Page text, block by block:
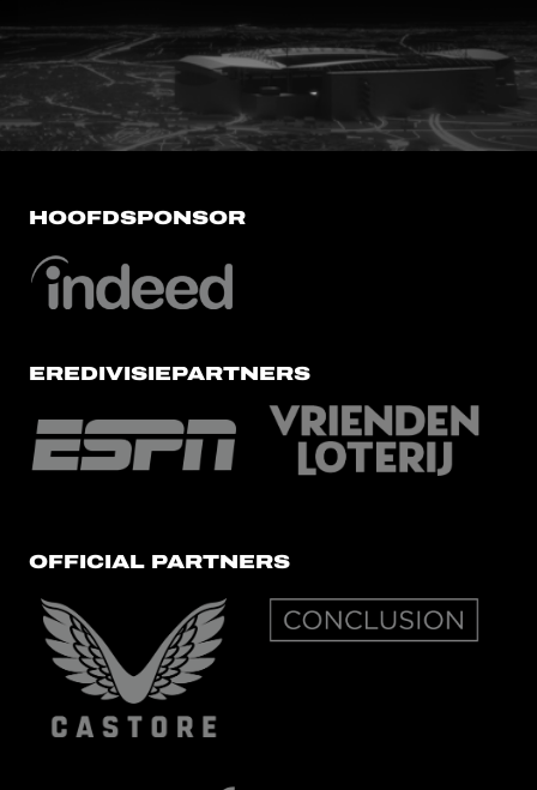
FC Utrecht<br>vanuit<br>het
HOOFDSPONSOR
EREDIVISIEPARTNERS
OFFICIAL PARTNERS